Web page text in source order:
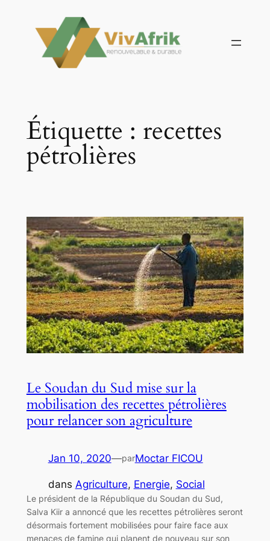
contenu
Étiquette : recettes
pétrolières
Le Soudan du Sud mise sur la
mobilisation des recettes pétrolières
pour relancer son agriculture
Jan 10, 2020—parMoctar FICOU
dans Agriculture, Energie, Social
Le président de la République du Soudan du Sud,
Salva Kiir a annoncé que les recettes pétrolières seront
désormais fortement mobilisées pour faire face aux
menaces de famine qui planent de nouveau sur son